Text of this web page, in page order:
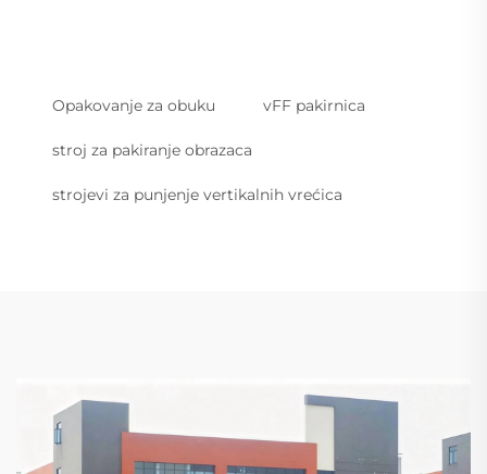
Opakovanje za obuku vFF pakirnica
stroj za pakiranje obrazaca
strojevi za punjenje vertikalnih vrećica